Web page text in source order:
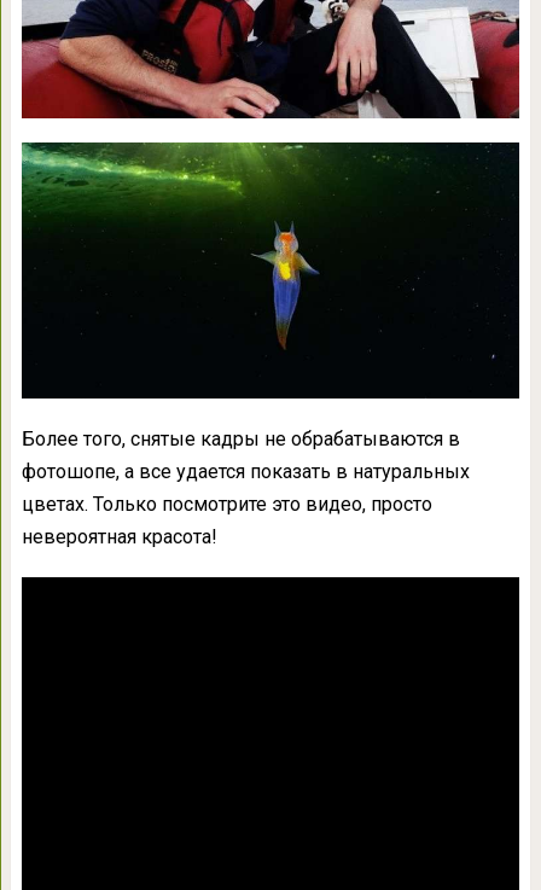
Более того, снятые кадры не обрабатываются в
фотошопе, а все удается показать в натуральных
цветах. Только посмотрите это видео, просто
невероятная красота!